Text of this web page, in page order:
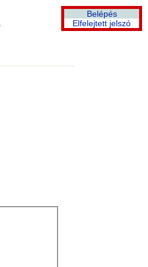
Belépés
Elfelejtett jelszó